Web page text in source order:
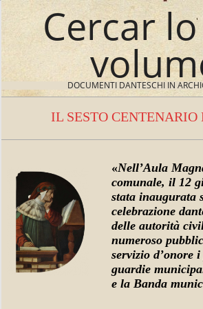
content
Cercar
DOCUMENTI DANTESCHI IN
a
IL SESTO CENTENARIO
L
S
E
«Nell’Aula
comunale, il 12
stata inaugurata
celebrazione
delle autorità
numeroso
servizio d’onore
guardie
e la Banda